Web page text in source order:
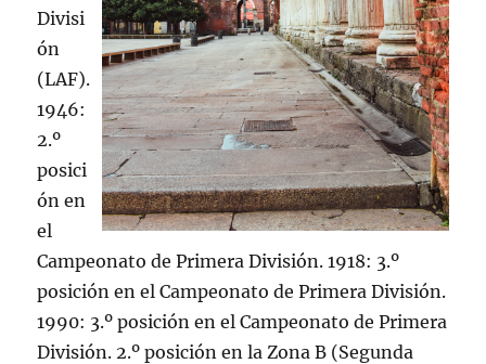
Divisi
ón
(LAF).
1946:
2.º
posici
ón en
el
Campeonato de Primera División. 1918: 3.º
posición en el Campeonato de Primera División.
1990: 3.º posición en el Campeonato de Primera
División. 2.º posición en la Zona B (Segunda